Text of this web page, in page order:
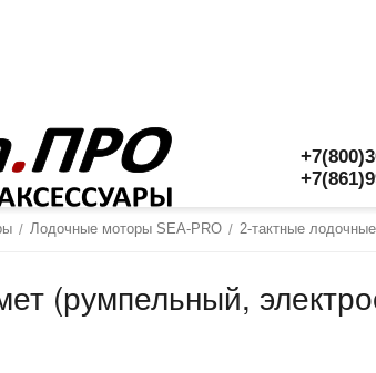
/ Лодочные моторы SEA-PRO / 2-тактные
(румпельный,